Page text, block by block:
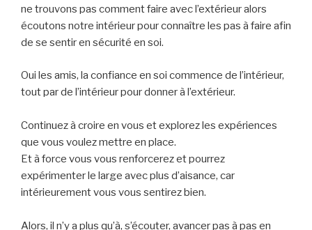
ne trouvons pas comment faire avec l’extérieur alors
écoutons notre intérieur pour connaître les pas à faire afin
de se sentir en sécurité en soi.
Oui les amis, la confiance en soi commence de l’intérieur,
tout par de l’intérieur pour donner à l’extérieur.
Continuez à croire en vous et explorez les expériences
que vous voulez mettre en place.
Et à force vous vous renforcerez et pourrez
expérimenter le large avec plus d’aisance, car
intérieurement vous vous sentirez bien.
Alors, il n’y a plus qu’à, s’écouter, avancer pas à pas en